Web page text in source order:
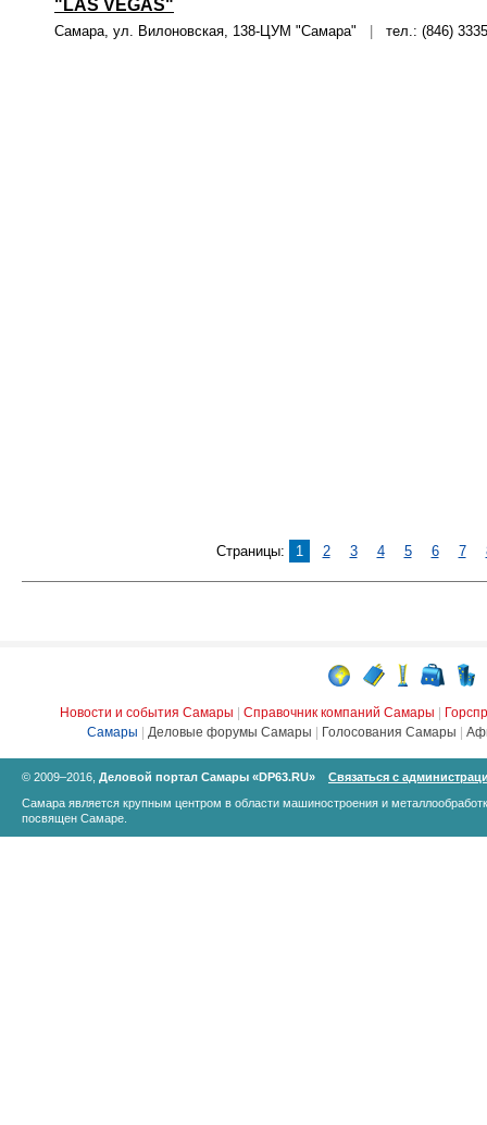
"LAS VEGAS"
Самара, ул. Вилоновская, 138-ЦУМ "Самара" тел.: (846)
Страницы: 1 2 3 4 5 6 7
Новости и события Самары Справочник компаний Самары
Самары
Деловые форумы Самары Голосования Самары
© 2009–2016, Деловой портал Самары «DP63.RU»
Связаться с
Самара является крупным центром в области машиностроения и
посвящен Самаре.